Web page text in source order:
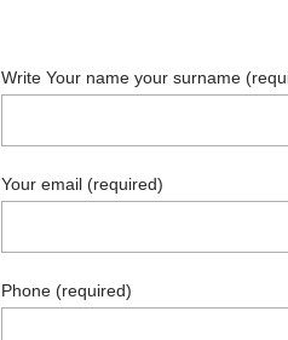
Write Your name your surname
Your email (required)
Phone (required)